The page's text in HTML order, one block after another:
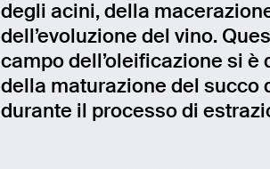
degli acini, della
dell’evoluzione del vino.
campo dell’oleificazione si
della maturazione del succo
durante il processo di